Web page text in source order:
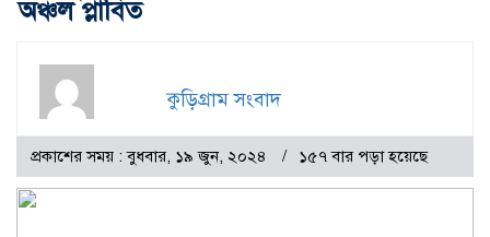
অঞ্চল প্লাবিত
কুড়িগ্রাম সংবাদ
প্রকাশের সময় : বুধবার, ১৯ জুন, ২০২৪ ১৫৭ বার পড়া হয়েছে